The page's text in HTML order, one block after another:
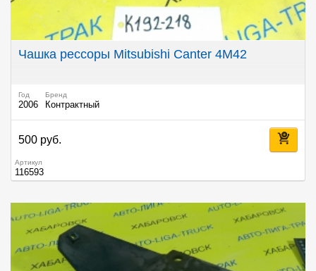
Чашка рессоры Mitsubishi Canter 4M42
Год
2006
Бренд
Контрактный
500 руб.
Артикул
116593